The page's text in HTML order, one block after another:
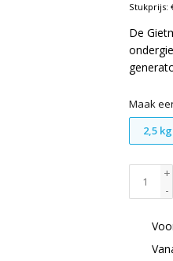
Stukprijs:
De
Maak
2,5 kg
+
-